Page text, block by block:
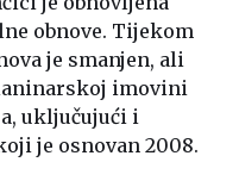
obnove. Tijekom
je smanjen, ali
imovini
uključujući i
je osnovan 2008.